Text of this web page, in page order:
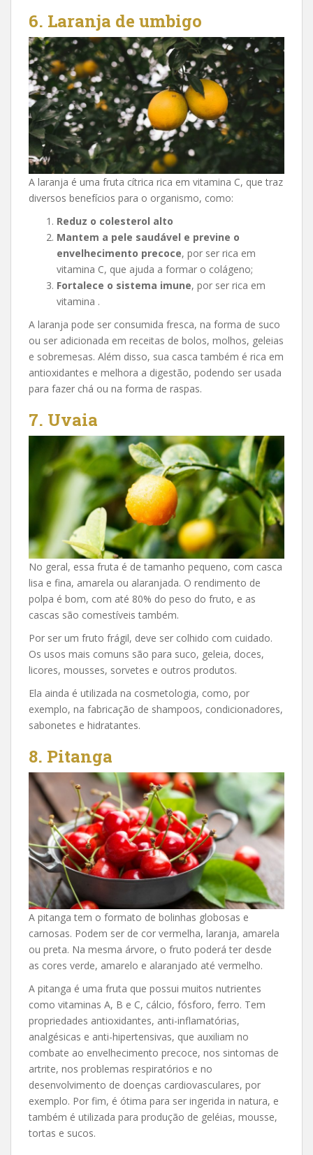
6. Laranja de umbigo
A laranja é uma fruta cítrica rica em vitamina C, que traz
diversos benefícios para o organismo, como:
Reduz o colesterol alto
Mantem a pele saudável e previne o
envelhecimento precoce, por ser rica em
vitamina C, que ajuda a formar o colágeno;
Fortalece o sistema imune, por ser rica em
vitamina .
A laranja pode ser consumida fresca, na forma de suco
ou ser adicionada em receitas de bolos, molhos, geleias
e sobremesas. Além disso, sua casca também é rica em
antioxidantes e melhora a digestão, podendo ser usada
para fazer chá ou na forma de raspas.
7. Uvaia
No geral, essa fruta é de tamanho pequeno, com casca
lisa e fina, amarela ou alaranjada. O rendimento de
polpa é bom, com até 80% do peso do fruto, e as
cascas são comestíveis também.
Por ser um fruto frágil, deve ser colhido com cuidado.
Os usos mais comuns são para suco, geleia, doces,
licores, mousses, sorvetes e outros produtos.
Ela ainda é utilizada na cosmetologia, como, por
exemplo, na fabricação de shampoos, condicionadores,
sabonetes e hidratantes.
8. Pitanga
A pitanga tem o formato de bolinhas globosas e
carnosas. Podem ser de cor vermelha, laranja, amarela
ou preta. Na mesma árvore, o fruto poderá ter desde
as cores verde, amarelo e alaranjado até vermelho.
A pitanga é uma fruta que possui muitos nutrientes
como vitaminas A, B e C, cálcio, fósforo, ferro. Tem
propriedades antioxidantes, anti-inflamatórias,
analgésicas e anti-hipertensivas, que auxiliam no
combate ao envelhecimento precoce, nos sintomas de
artrite, nos problemas respiratórios e no
desenvolvimento de doenças cardiovasculares, por
exemplo. Por fim, é ótima para ser ingerida in natura, e
também é utilizada para produção de geléias, mousse,
tortas e sucos.